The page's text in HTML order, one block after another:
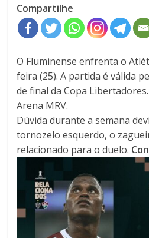
Compartilhe
O Fluminense enfrenta o
feira (25). A partida é válida
de final da Copa
Arena MRV.
Dúvida durante a semana
tornozelo esquerdo, o
relacionado para o duelo.